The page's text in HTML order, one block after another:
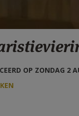
OP ZONDAG 2